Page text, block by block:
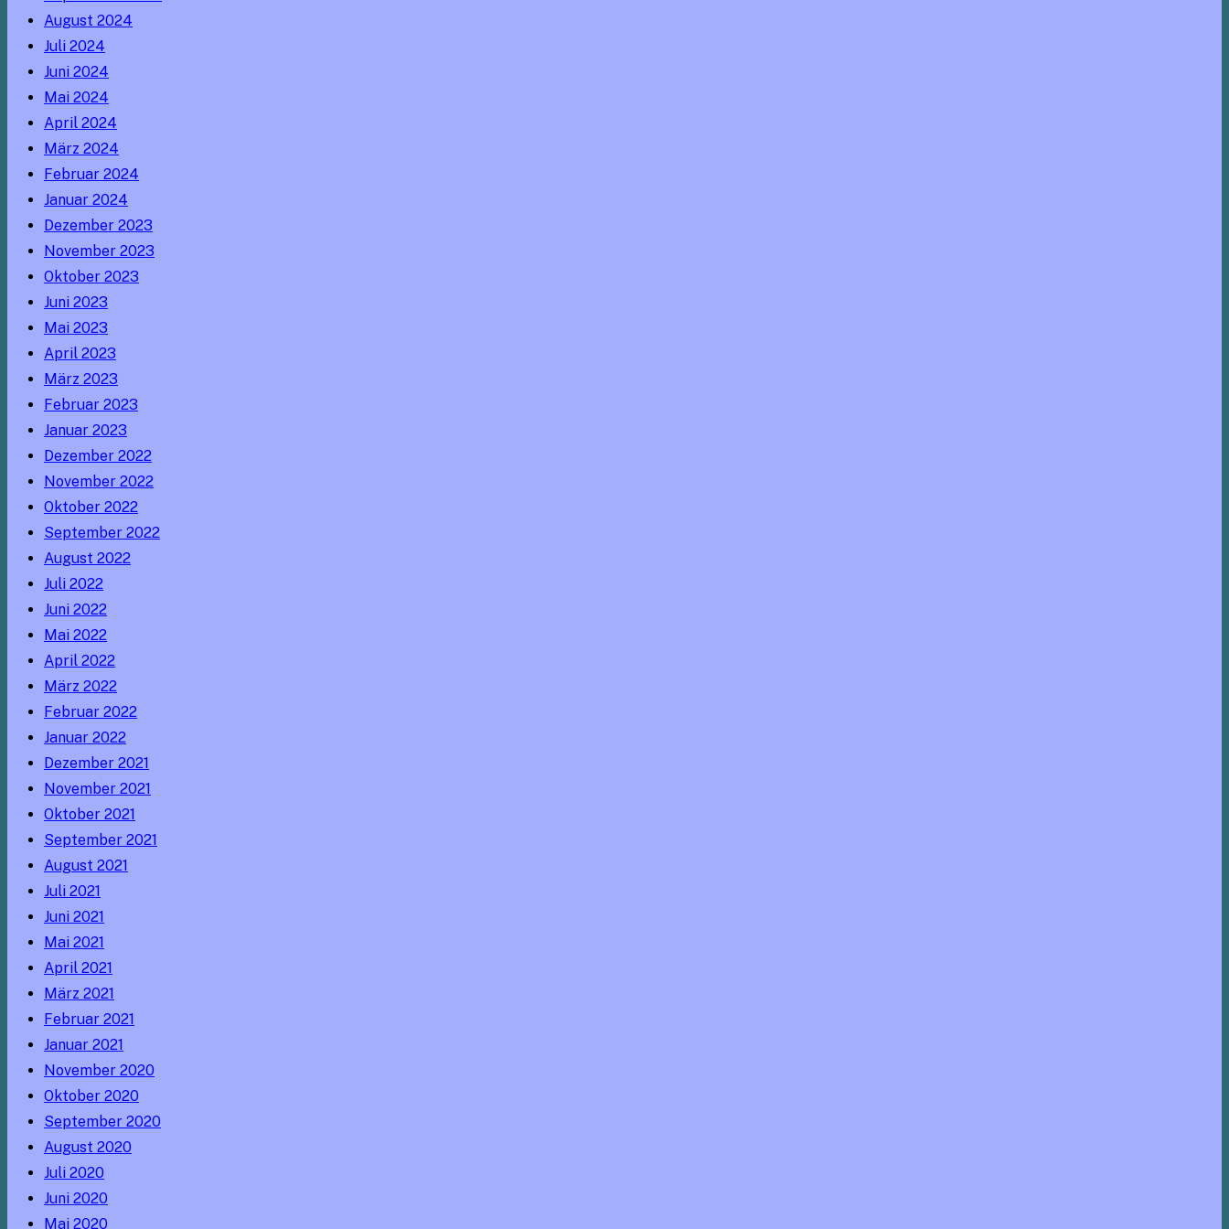
August 2024
Juli 2024
Juni 2024
Mai 2024
April 2024
März 2024
Februar 2024
Januar 2024
Dezember 2023
November 2023
Oktober 2023
Juni 2023
Mai 2023
April 2023
März 2023
Februar 2023
Januar 2023
Dezember 2022
November 2022
Oktober 2022
September 2022
August 2022
Juli 2022
Juni 2022
Mai 2022
April 2022
März 2022
Februar 2022
Januar 2022
Dezember 2021
November 2021
Oktober 2021
September 2021
August 2021
Juli 2021
Juni 2021
Mai 2021
April 2021
März 2021
Februar 2021
Januar 2021
November 2020
Oktober 2020
September 2020
August 2020
Juli 2020
Juni 2020
Mai 2020